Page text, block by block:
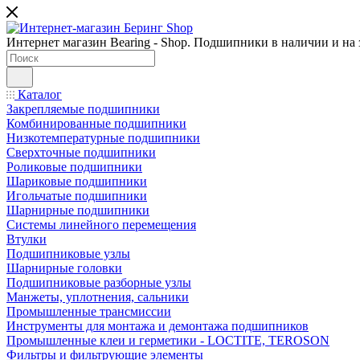
Интернет магазин Bearing - Shop. Подшипники в наличии и на
Каталог
Закрепляемые подшипники
Комбинированные подшипники
Низкотемпературные подшипники
Сверхточные подшипники
Роликовые подшипники
Шариковые подшипники
Игольчатые подшипники
Шарнирные подшипники
Системы линейного перемещения
Втулки
Подшипниковые узлы
Шарнирные головки
Подшипниковые разборные узлы
Манжеты, уплотнения, сальники
Промышленные трансмиссии
Инструменты для монтажа и демонтажа подшипников
Промышленные клеи и герметики - LOCTITE, TEROSON
Фильтры и фильтрующие элементы